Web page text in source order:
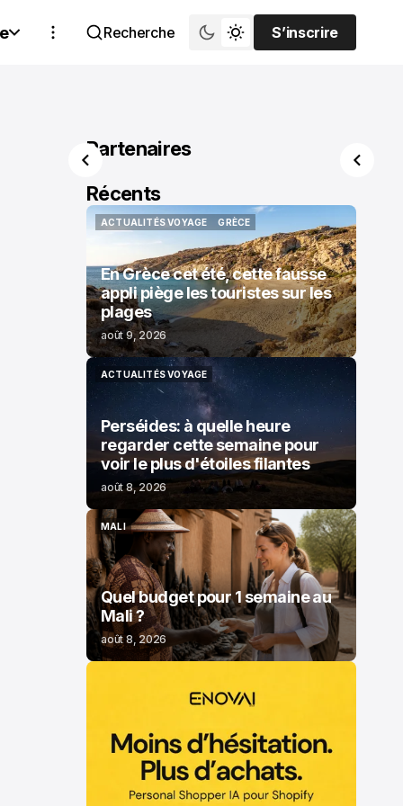
Recherche
S’inscrire
S’inscrire
Partenaires
Récents
ACTUALITÉS VOYAGE
GRÈCE
En Grèce cet été, cette fausse
appli piège les touristes sur les
plages
août 9, 2026
ACTUALITÉS VOYAGE
ACTUALITÉS VOYAGE
Perséides: à quelle heure
regarder cette semaine pour
voir le plus d'étoiles filantes
août 8, 2026
MALI
MALI
Quel budget pour 1 semaine au
Mali ?
août 8, 2026